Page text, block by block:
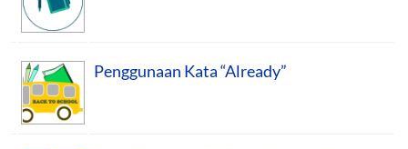
Penggunaan Kata “Already”